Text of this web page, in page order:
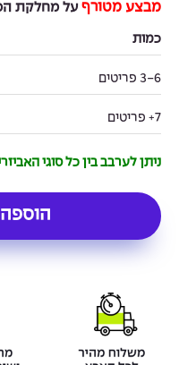
מבצע מטורף על מחלקת
כמות
3-6 פריטים
7+ פריטים
ניתן לערבב בין כל סוגי